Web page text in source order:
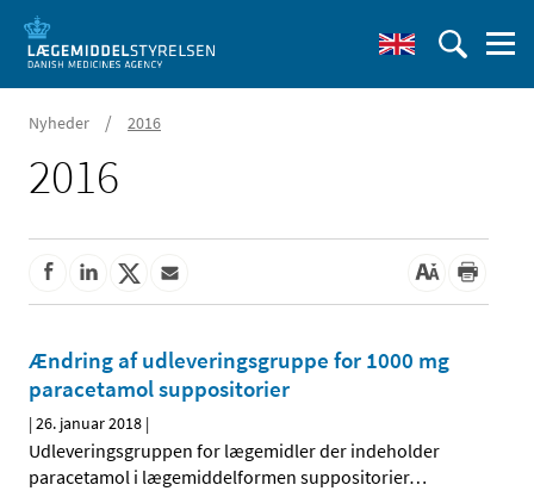
Nyheder / 2016
2016
Ændring af udleveringsgruppe for 1000 mg
paracetamol suppositorier
|26. januar 2018 |
Udleveringsgruppen for lægemidler der indeholder
paracetamol i lægemiddelformen suppositorier…